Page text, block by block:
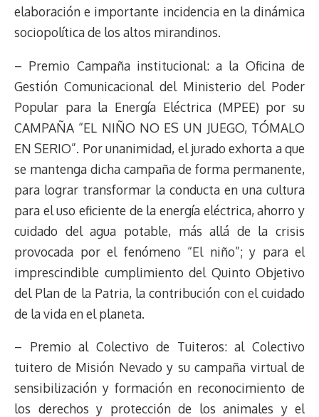
elaboración e importante incidencia en la dinámica
sociopolítica de los altos mirandinos.
– Premio Campaña institucional: a la Oficina de
Gestión Comunicacional del Ministerio del Poder
Popular para la Energía Eléctrica (MPEE) por su
CAMPAÑA “EL NIÑO NO ES UN JUEGO, TÓMALO
EN SERIO”. Por unanimidad, el jurado exhorta a que
se mantenga dicha campaña de forma permanente,
para lograr transformar la conducta en una cultura
para el uso eficiente de la energía eléctrica, ahorro y
cuidado del agua potable, más allá de la crisis
provocada por el fenómeno “El niño”; y para el
imprescindible cumplimiento del Quinto Objetivo
del Plan de la Patria, la contribución con el cuidado
de la vida en el planeta.
– Premio al Colectivo de Tuiteros: al Colectivo
tuitero de Misión Nevado y su campaña virtual de
sensibilización y formación en reconocimiento de
los derechos y protección de los animales y el